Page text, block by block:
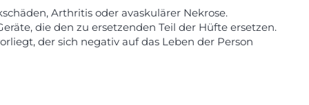
Arthritis oder avaskulärer Nekrose.
die den zu ersetzenden Teil der Hüfte ersetzen.
der sich negativ auf das Leben der Person